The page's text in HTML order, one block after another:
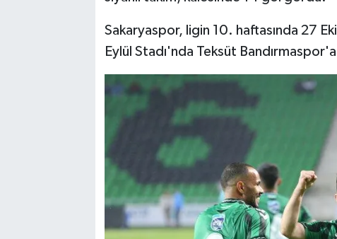
Sakaryaspor, ligin 10. haftasında 27
Eylül Stadı'nda Teksüt